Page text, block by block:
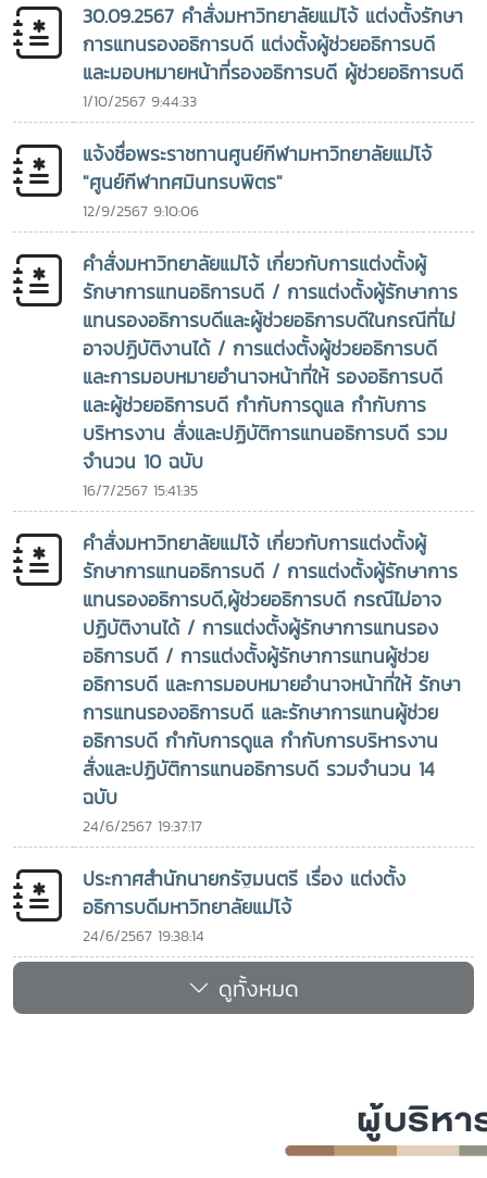
สถาบันอุดมศึกษาให้เป็นกลไกสำคัญของการพัฒนาชนบท ชุมชน
และภาคการเกษตรอย่างยั่งยืน โดย SEARCA ยกย่องท่านในฐานะ
ผู้นำที่มีความมุ่งมั่นในการ เปลี่ยนบทบาทของการอุดมศึกษาให้
เป็นพลังขับเคลื่อนการพัฒนาชนบทและชุมชน โดยภายใต้การนำ
ของท่าน มหาวิทยาลัยแม่โจ้ได้ส่งเสริมการพัฒนาการท่องเที่ยว
เชิงเกษตรโดยชุมชน (Community-Based Agritourism) การ
เสริมสร้างความเข้มแข็งของวิสาหกิจและเศรษฐกิจท้องถิ่น การส่ง
เสริมการใช้พลังงานหมุนเวียน ตลอดจนการขับเคลื่อนแนวคิด
การเกษตรที่ให้ความสำคัญกับคุณภาพชีวิตและความอยู่ดีมีสุข ซึ่ง
แนวทางดังกล่าวมีส่วนสำคัญในการ เสริมพลังแก่เกษตรกรและ
ชุมชนกลุ่มชาติพันธุ์ให้สามารถพัฒนาวิถีการดำรงชีวิตและสร้าง
รายได้อย่างยั่งยืน บนพื้นฐานของอัตลักษณ์และศักยภาพของท้อง
ถิ่น การมีส่วนร่วม ความเป็นเจ้าของ และศักดิ์ศรีของชุมชน
สะท้อนถึงการเชื่อมโยงองค์ความรู้จากมหาวิทยาลัยสู่การพัฒนา
พื้นที่จริง และการสร้างผลกระทบเชิงบวกแก่สังคมอย่างเป็นรูป
ธรรมเกียรติประวัติแห่งความเป็นผู้นำทางการศึกษาและความร่วม
มือระหว่างประเทศ ตลอดเส้นทางการทำงานด้านวิชาการและการ
บริหาร รองศาสตราจารย์ ดร.วีระพล ทองมา ได้รับการยอมรับ
จากองค์กรและเครือข่ายทางการศึกษาทั้งในประเทศไทยและต่าง
ประเทศอย่างต่อเนื่อง โดยเฉพาะด้าน ภาวะผู้นำทางการศึกษา การ
พัฒนาสถาบันอุดมศึกษา และการสร้างเครือข่ายความร่วมมือ
ระหว่างประเทศในปี ค.ศ. 2019 ท่านได้รับรางวัล 2019
Outstanding UPLB Alumnus Award และ 2019 College
Distinguished Alumnus for Educational Leadership
Award ในโอกาสการเฉลิมฉลอง 101st UPLB Loyalty Day เมื่อ
วันที่ 9 ตุลาคม 2019 ซึ่งสะท้อนถึงการได้รับการยอมรับจาก
มหาวิทยาลัยที่ท่านสำเร็จการศึกษาในฐานะศิษย์เก่าผู้มีผลงานโดด
เด่น โดยเฉพาะด้านภาวะผู้นำทางการศึกษาต่อมาในปี ค.ศ. 2021
ท่านได้รับ UPLBAA Presidential Award ในงาน 103rd
Loyalty Day and Alumni Awarding Ceremony ซึ่งจัดโดย
University of the Philippines Los Baños และ UPLB
Alumni Association (UPLBAA) เมื่อวันที่ 10 ตุลาคม 2021
เพื่อยกย่องบทบาทและคุณูปการของท่านในฐานะศิษย์เก่าที่สร้าง
ประโยชน์ต่อวงการการศึกษาและเครือข่ายความร่วมมือในปี ค.ศ.
2022 ท่านได้รับรางวัล The 2022 Outstanding Philippine
Alumni ด้าน Education and Academic Leadership จาก
สมาคมนักเรียนเก่าฟิลิปปินส์ในพระบรมราชูปถัมภ์ (The
Philippines Alumni Association Under the Patronage of
His Majesty the King) เพื่อเชิดชูเกียรติในฐานะศิษย์เก่า
ภูมิภาคเอเชียตะวันออกเฉียงใต้เกียรติประวัติเหล่านี้สะท้อนถึงเส้น
ทางแห่งความมุ่งมั่นในการนำความรู้และประสบการณ์จากการ
30.09.2567 คำสั่งมหาวิทยาลัยแม่โจ้ แต่งตั้งรักษา
การแทนรองอธิการบดี แต่งตั้งผู้ช่วยอธิการบดี
และมอบหมายหน้าที่รองอธิการบดี ผู้ช่วยอธิการบดี
1/10/2567 9:44:33
แจ้งชื่อพระราชทานศูนย์กีฬามหาวิทยาลัยแม่โจ้
"ศูนย์กีฬาทศมินทรบพิตร"
12/9/2567 9:10:06
คำสั่งมหาวิทยาลัยแม่โจ้ เกี่ยวกับการแต่งตั้งผู้
รักษาการแทนอธิการบดี / การแต่งตั้งผู้รักษาการ
แทนรองอธิการบดีและผู้ช่วยอธิการบดีในกรณีที่ไม่
อาจปฏิบัติงานได้ / การแต่งตั้งผู้ช่วยอธิการบดี
และการมอบหมายอำนาจหน้าที่ให้ รองอธิการบดี
และผู้ช่วยอธิการบดี กำกับการดูแล กำกับการ
บริหารงาน สั่งและปฏิบัติการแทนอธิการบดี รวม
จำนวน 10 ฉบับ
16/7/2567 15:41:35
คำสั่งมหาวิทยาลัยแม่โจ้ เกี่ยวกับการแต่งตั้งผู้
รักษาการแทนอธิการบดี / การแต่งตั้งผู้รักษาการ
แทนรองอธิการบดี,ผู้ช่วยอธิการบดี กรณีไม่อาจ
ปฏิบัติงานได้ / การแต่งตั้งผู้รักษาการแทนรอง
อธิการบดี / การแต่งตั้งผู้รักษาการแทนผู้ช่วย
อธิการบดี และการมอบหมายอำนาจหน้าที่ให้ รักษา
การแทนรองอธิการบดี และรักษาการแทนผู้ช่วย
อธิการบดี กำกับการดูแล กำกับการบริหารงาน
สั่งและปฏิบัติการแทนอธิการบดี รวมจำนวน 14
ฉบับ
24/6/2567 19:37:17
ประกาศสำนักนายกรัฐมนตรี เรื่อง แต่งตั้ง
อธิการบดีมหาวิทยาลัยแม่โจ้
24/6/2567 19:38:14
ดูทั้งหมด